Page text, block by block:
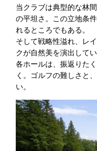
当クラブは典型的な林
の平坦さ。この立地条
れるところでもある。
そして戦略性溢れ、レ
クが自然美を演出してい
各ホールは、振返りた
く。ゴルフの難しさと
い。